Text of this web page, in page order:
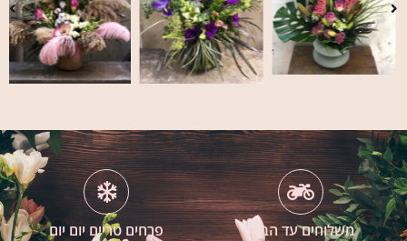
משלוחים עד הבית פרחים טריים יום יום